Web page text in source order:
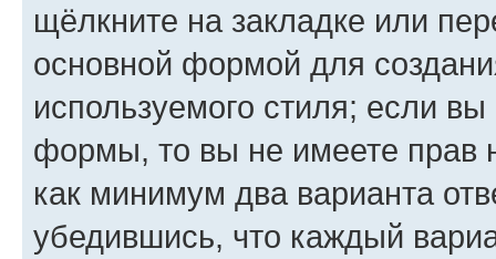
щёлкните на закладке или
основной формой для
используемого стиля; если
формы, то вы не имеете прав
как минимум два варианта
убедившись, что каждый